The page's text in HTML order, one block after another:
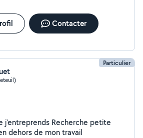
Contacter
Particulier
Recherche petite
dehors de mon travail